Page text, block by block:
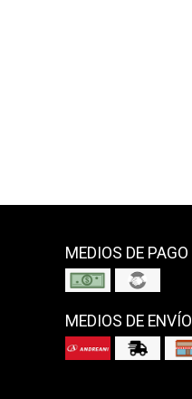
MEDIOS DE PAGO
MEDIOS DE ENVÍO